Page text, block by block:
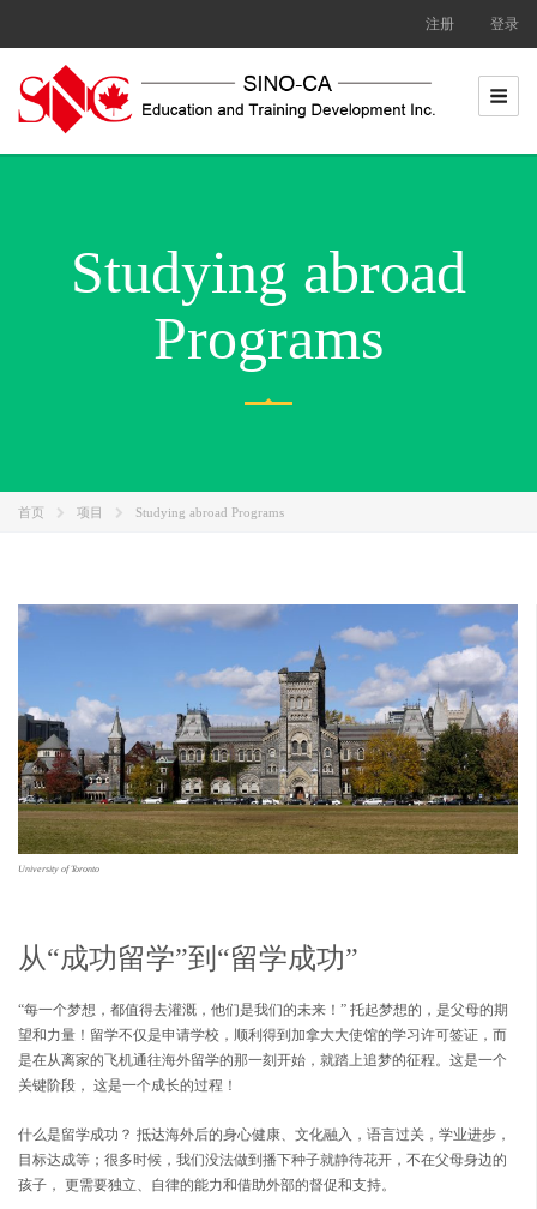
content
登录
注册
Studying abroad
Programs
首页 项目 Studying abroad Programs
University of Toronto
从“成功留学”到“留学成功”
“每一个梦想，都值得去灌溉，他们是我们的未来！” 托起梦想的，是父母的期
望和力量！留学不仅是申请学校，顺利得到加拿大大使馆的学习许可签证，而
是在从离家的飞机通往海外留学的那一刻开始，就踏上追梦的征程。这是一个
关键阶段， 这是一个成长的过程！
什么是留学成功？ 抵达海外后的身心健康、文化融入，语言过关，学业进步，
目标达成等；很多时候，我们没法做到播下种子就静待花开，不在父母身边的
孩子， 更需要独立、自律的能力和借助外部的督促和支持。